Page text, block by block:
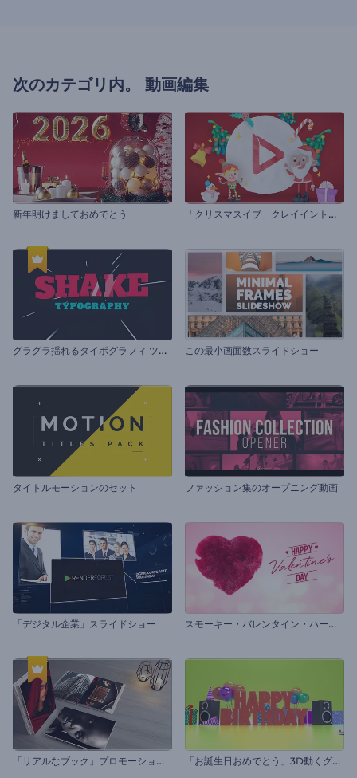
次のカテゴリ内。 動画編集
新年明けましておめでとう 「
クリスマスイブ」クレイイントロ動画
グ
ラグラ揺れるタイポグラフィ ツールキット この最小画面数スライドショー
タイトルモーションのセット ファッション集のオープニング動画
「デジタル企業」スライドショー ス
モーキー・バレンタイン・ハートのイントロ動画
「
リアルなブック」プロモーションビデオ 「
お誕生日おめでとう」3D動くグリーティングカード